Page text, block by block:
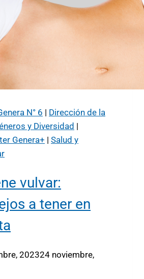
N° 6 | Dirección de la
y Diversidad |
Genera+ | Salud y
vulvar:
a tener en
202324 noviembre,